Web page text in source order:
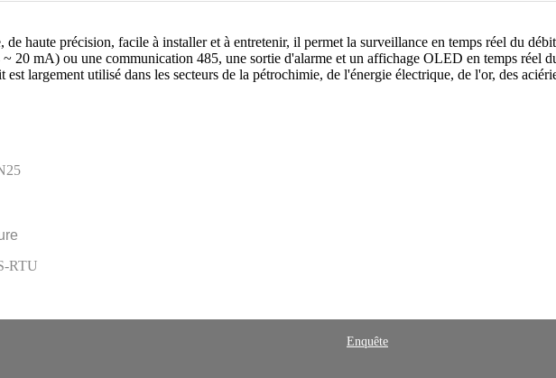
haute précision, facile à installer et à entretenir, il permet la surveillance en temps réel du
20 mA) ou une communication 485, une sortie d'alarme et un affichage OLED en temps réel
largement utilisé dans les secteurs de la pétrochimie, de l'énergie électrique, de l'or, des
RTU
Enquête